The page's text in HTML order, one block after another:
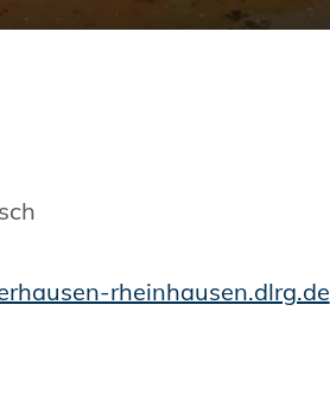
rheinhausen.dlrg.de